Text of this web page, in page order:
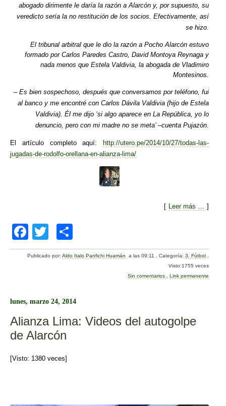
abogado dirimente le daría la razón a Alarcón y, por supuesto, su
veredicto sería la no restitución de los socios. Efectivamente, así
se hizo.
El tribunal arbitral que le dio la razón a Pocho Alarcón estuvo
formado por Carlos Paredes Castro, David Montoya Reynaga y
nada menos que Estela Valdivia, la abogada de Vladimiro
Montesinos.
– Es bien sospechoso, después que conversamos por teléfono, fui
al banco y me encontré con Carlos Dávila Valdivia (hijo de Estela
Valdivia). Él me dijo ‘si algo aparece en La República, yo lo
denuncio, pero con mi madre no se meta’ –cuenta Pujazón.
El artículo completo aquí:
http://utero.pe/2014/10/27/todas-las-
jugadas-de-rodolfo-orellana-en-alianza-lima/
[ Leer más … ]
F
a
b
o
k
wi
tt
o
m
ar
tir
Publicado por:Aldo Italo Panfichi Huamán a las 09:11 .Categoría:3. Fútbol
Visto:1755 veces
Sin comentarios
Link permanente
lunes, marzo 24, 2014
Alianza Lima: Videos del autogolpe
de Alarcón
[Visto: 1380 veces]